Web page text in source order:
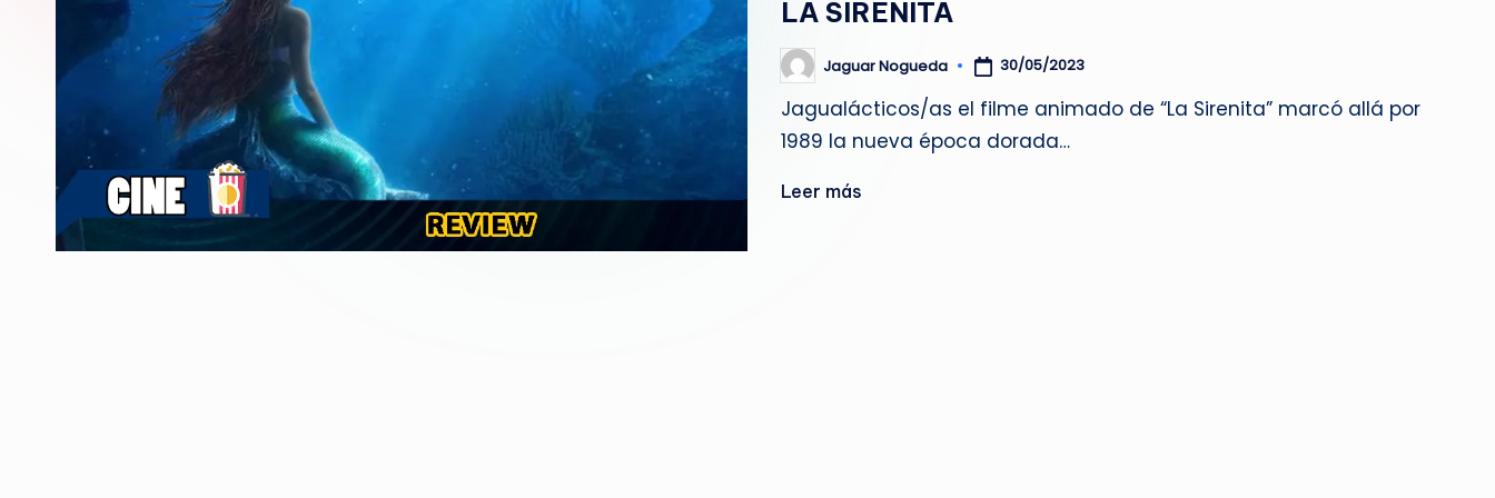
g
LA SIRENITA
Publicado
por
Jaguar Nogueda 30/05/2023
Jagualácticos/as el filme animado de “La Sirenita” marcó allá por
1989 la nueva época dorada…
Leer más